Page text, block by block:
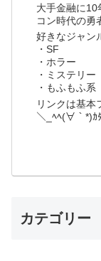
大手金融に10
コン時代の勇
好きなジャン
・SF
・ホラー
・ミステリー
・もふもふ系
リンクは基本
＼_ﾍﾍ(∀｀*)ｶ
カテゴリー